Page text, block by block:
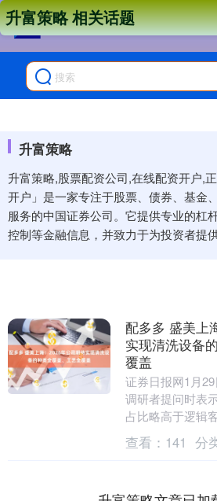
升富策略
升富策略,股票配资公司,在线配资开户,
开户」是一家专注于股票、债券、基金
服务的中国证券公司。它提供专业的杠
控制等金融信息，并致力于为投资者提
升富策略 相关话题
配多多 盛美上
实现清洗设备
覆盖
证券日报网1月
调研者提问时表
占比略高于逻辑
辑客户增长也很
额会有所差异....
查看： 141 分